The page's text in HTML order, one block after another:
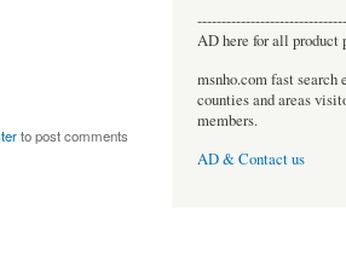
to post comments
AD here for all product
msnho.com fast search
counties and areas
members.
AD & Contact us